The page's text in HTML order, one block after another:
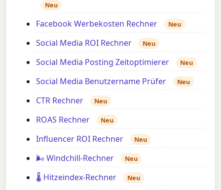
Neu
Facebook Werbekosten Rechner Neu
Social Media ROI Rechner Neu
Social Media Posting Zeitoptimierer Neu
Social Media Benutzername Prüfer Neu
CTR Rechner Neu
ROAS Rechner Neu
Influencer ROI Rechner Neu
🌬️ Windchill-Rechner Neu
🌡️ Hitzeindex-Rechner Neu